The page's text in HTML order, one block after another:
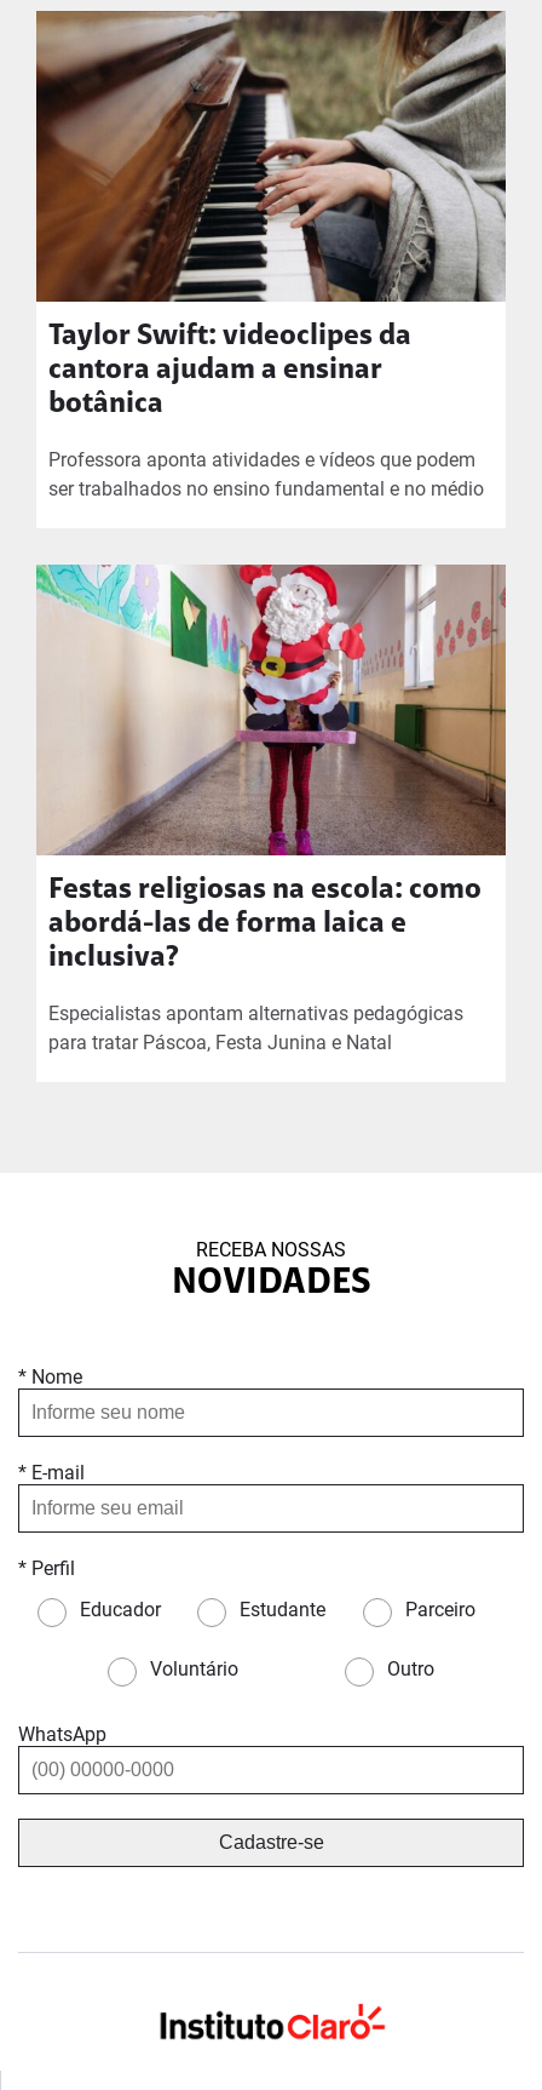
Taylor Swift: videoclipes da
cantora ajudam a ensinar
botânica
Professora aponta atividades e vídeos que podem
ser trabalhados no ensino fundamental e no médio
Festas religiosas na escola: como
abordá-las de forma laica e
inclusiva?
Especialistas apontam alternativas pedagógicas
para tratar Páscoa, Festa Junina e Natal
RECEBA NOSSAS
NOVIDADES
* Nome
* E-mail
* Perfil
Educador
Estudante Parceiro
Voluntário Outro
WhatsApp